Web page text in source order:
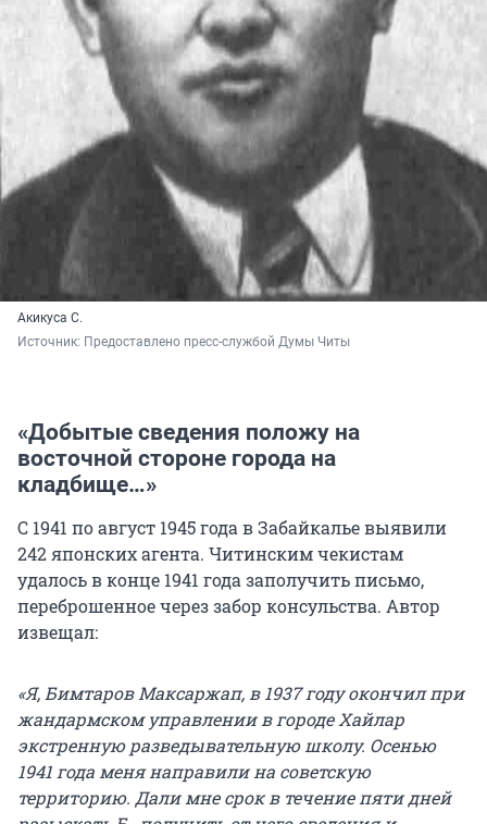
Акикуса С.
Источник: Предоставлено пресс-службой Думы Читы
«Добытые сведения положу на
восточной стороне города на
кладбище…»
С 1941 по август 1945 года в Забайкалье выявили
242 японских агента. Читинским чекистам
удалось в конце 1941 года заполучить письмо,
переброшенное через забор консульства. Автор
извещал:
«Я, Бимтаров Максаржап, в 1937 году окончил при
жандармском управлении в городе Хайлар
экстренную разведывательную школу. Осенью
1941 года меня направили на советскую
территорию. Дали мне срок в течение пяти дней